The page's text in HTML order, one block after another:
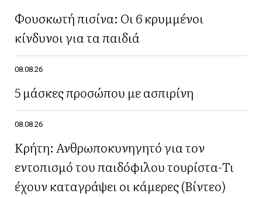
Φουσκωτή πισίνα: Οι 6 κρυμμένοι
κίνδυνοι για τα παιδιά
08.08.26
5 μάσκες προσώπου με ασπιρίνη
08.08.26
Κρήτη: Ανθρωποκυνηγητό για τον
εντοπισμό του παιδόφιλου τουρίστα-Τι
έχουν καταγράψει οι κάμερες (Βίντεο)